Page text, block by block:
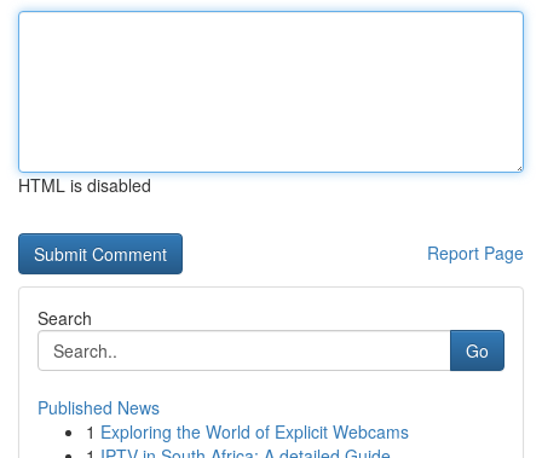
HTML is disabled
Report Page
Search
Go
Published News
1 Exploring the World of Explicit Webcams